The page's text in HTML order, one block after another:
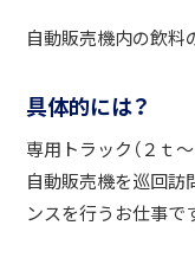
自動販売機内の飲料
具体的には？
専用トラック（２ｔ
自動販売機を巡回訪
ンスを行うお仕事で